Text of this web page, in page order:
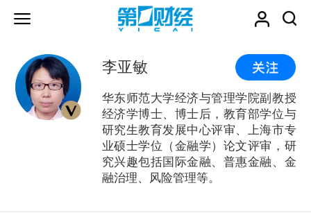
李亚敏
华东师范大学经济与管理学院副教授
经济学博士、博士后，教育部学位与
研究生教育发展中心评审、上海市专
业硕士学位（金融学）论文评审，研
究兴趣包括国际金融、普惠金融、金
融治理、风险管理等。